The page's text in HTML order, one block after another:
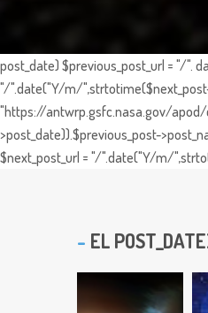
post_date) $previous_post_url = "/".
"/".date("Y/m/",strtotime($next_post-
"https://antwrp.gsfc.nasa.gov/apod/
>post_date)).$previous_post-
$next_post_url = "/".date("Y/m/
EL